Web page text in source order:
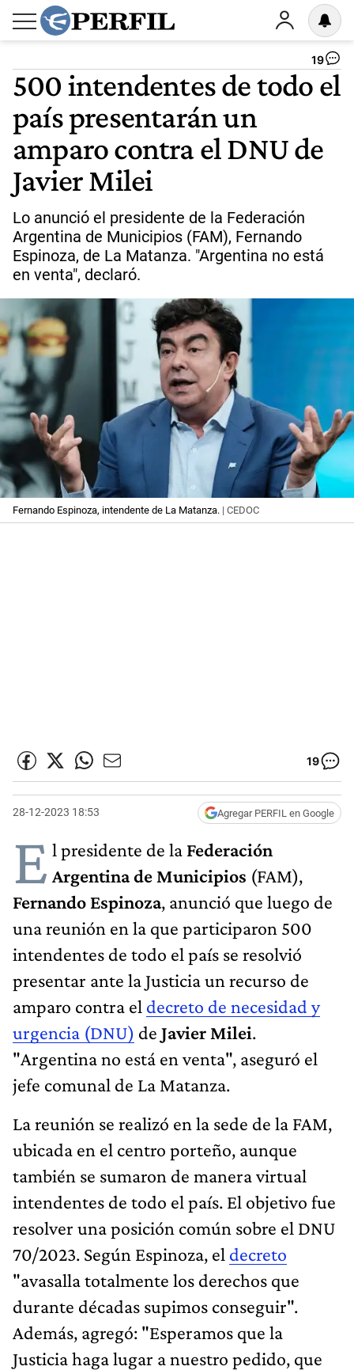
19
500 intendentes de todo el
país presentarán un
amparo contra el DNU de
Javier Milei
Lo anunció el presidente de la Federación
Argentina de Municipios (FAM), Fernando
Espinoza, de La Matanza. "Argentina no está
en venta", declaró.
Fernando Espinoza, intendente de La Matanza. | CEDOC
19
28-12-2023 18:53 Agregar PERFIL en Google
E l presidente de la Federación
Argentina de Municipios (FAM),
Fernando Espinoza, anunció que luego de
una reunión en la que participaron 500
intendentes de todo el país se resolvió
presentar ante la Justicia un recurso de
amparo contra el decreto de necesidad y
urgencia (DNU) de Javier Milei.
"Argentina no está en venta", aseguró el
jefe comunal de La Matanza.
La reunión se realizó en la sede de la FAM,
ubicada en el centro porteño, aunque
también se sumaron de manera virtual
intendentes de todo el país. El objetivo fue
resolver una posición común sobre el DNU
70/2023. Según Espinoza, el decreto
"avasalla totalmente los derechos que
durante décadas supimos conseguir".
Además, agregó: "Esperamos que la
Justicia haga lugar a nuestro pedido, que